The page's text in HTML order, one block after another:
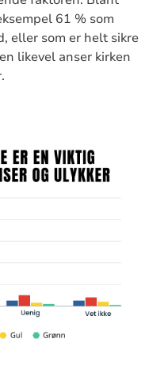
61 % som
eller som er helt sikre
likevel anser kirken